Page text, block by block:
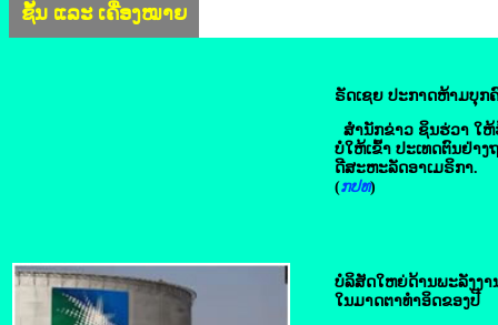
ຊັ້ນ ແລະ ເຄື່ອງໝາຍ
ຣັດເຊຍ ປະກາດ​ຫ້າມ​ບຸກ
ສໍານັກຂ່າວ ຊິນຮ່ວາ ໃຫ້
ບໍ່ໃຫ້ເຂົ້າ ປະເທດຕົນຢ່າງ
ດີສະຫະລັດອາເມຣິກາ.
(ກປທ)
ບໍລິສັດໃຫຍ່ດ້ານພະລັງງາ
ໃນ​ມາດຕາ​ທຳ​ອິດ​ຂອງ​ປີ